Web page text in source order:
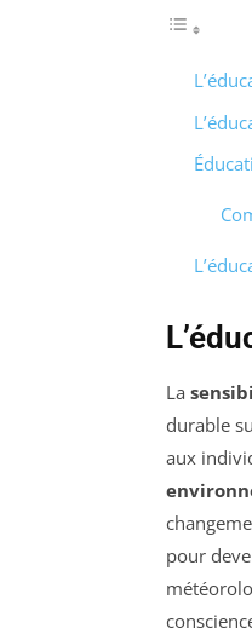
La
durable
aux
pour